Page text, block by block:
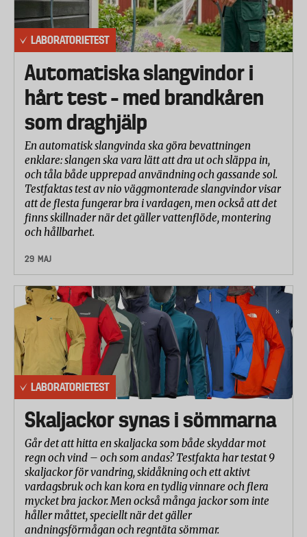
LABORATORIETEST
Automatiska slangvindor i
hårt test – med brandkåren
som draghjälp
En automatisk slangvinda ska göra bevattningen
enklare: slangen ska vara lätt att dra ut och släppa in,
och tåla både upprepad användning och gassande sol.
Testfaktas test av nio väggmonterade slangvindor visar
att de flesta fungerar bra i vardagen, men också att det
finns skillnader när det gäller vattenflöde, montering
och hållbarhet.
29 MAJ
LABORATORIETEST
Skaljackor synas i sömmarna
Går det att hitta en skaljacka som både skyddar mot
regn och vind – och som andas? Testfakta har testat 9
skaljackor för vandring, skidåkning och ett aktivt
vardagsbruk och kan kora en tydlig vinnare och flera
mycket bra jackor. Men också många jackor som inte
håller måttet, speciellt när det gäller
andningsförmågan och regntäta sömmar.